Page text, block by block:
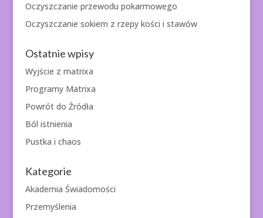
Oczyszczanie przewodu pokarmowego
Oczyszczanie sokiem z rzepy kości i stawów
Ostatnie wpisy
Wyjście z matrixa
Programy Matrixa
Powrót do Źródła
Ból istnienia
Pustka i chaos
Kategorie
Akademia Świadomości
Przemyślenia